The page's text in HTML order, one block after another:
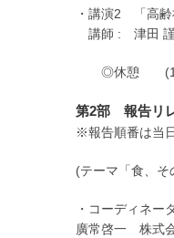
・講演2 「高
講師 : 津田
◎休憩
第2部 報告リ
※報告順番は当
(テーマ「食、
・コーディネー
廣常啓一 株式